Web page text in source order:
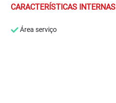
CARACTERÍSTICAS INTERNAS
Área serviço